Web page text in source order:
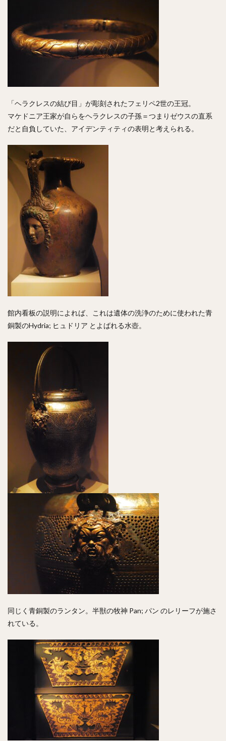
「ヘラクレスの結び目」が彫刻されたフェリペ2世の王冠。
マケドニア王家が自らをヘラクレスの子孫＝つまりゼウスの直系
だと自負していた、アイデンティティの表明と考えられる。
館内看板の説明によれば、これは遺体の洗浄のために使われた青
銅製のHydria; ヒュドリア とよばれる水壺。
同じく青銅製のランタン。半獣の牧神 Pan; パン のレリーフが施さ
れている。